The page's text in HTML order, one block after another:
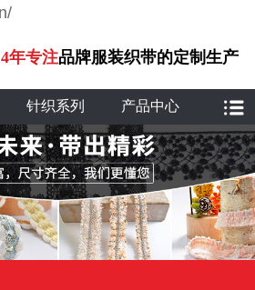
年专注品牌服装织带的定制生产
针织系列 产品中心